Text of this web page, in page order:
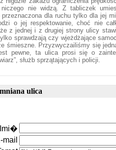
niczego nie widzą. Z tabliczek
dla ruchu tylko dla jej
o jej respektowanie, choć nie
z jednej i z drugiej strony ulicy
sprawdzają czy wjeżdżające
śmieszne. Przyzwyczailiśmy się
pewne, ta ulica prosi się o
służb sprzątających i policji.
ulica
Imi�
mail